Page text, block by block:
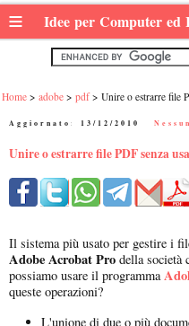
≡ Idee per Computer ed
Home adobe pdf Unire o estrarre file
Aggiornato: 13/12/2010
Unire o estrarre file PDF senza
Il sistema più usato per gestire i
Adobe Acrobat Pro della società
possiamo usare il programma
queste operazioni?
L'unione di due o più